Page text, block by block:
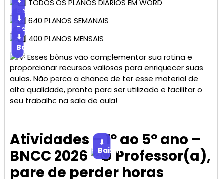
TODOS OS PLANOS DIÁRIOS EM WORD
Baixar
640 PLANOS SEMANAIS
⬇
Baixar
400 PLANOS MENSAIS
⬇
Baixar
Esses bônus vão complementar sua rotina e
proporcionar recursos valiosos para enriquecer suas
aulas. Não perca a chance de ter esse material de
alta qualidade, pronto para ser utilizado e facilitar o
seu trabalho na sala de aula!
Atividades – 1º ao 5º ano –
BNCC 2026
⬇
BaixarProfessor(a),
pare de perder horas